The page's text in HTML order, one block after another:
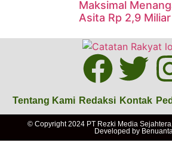
Maksimal
Asita Rp 2,9 Miliar
Tentang Kami Redaksi Kontak
© Copyright 2024 PT Rezki Media
Developed by